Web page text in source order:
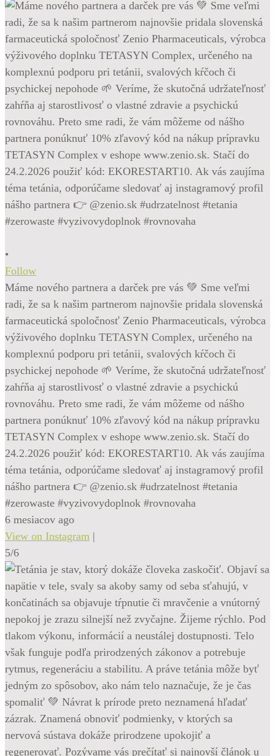
•
Follow
Máme nového partnera a darček pre vás 💚 Sme veľmi
radi, že sa k našim partnerom najnovšie pridala slovenská
farmaceutická spoločnosť Zenio Pharmaceuticals, výrobca
výživového doplnku TETASYN Complex, určeného na
komplexnú podporu pri tetánii, svalových kŕčoch či
psychickej nepohode 🌱 Veríme, že skutočná udržateľnosť
zahŕňa aj starostlivosť o vlastné zdravie a psychickú
rovnováhu. Preto sme radi, že vám môžeme od nášho
partnera ponúknuť 10% zľavový kód na nákup prípravku
TETASYN Complex v eshope www.zenio.sk. Stačí do
24.2.2026 použiť kód: EKORESTART10. Ak vás zaujíma
téma tetánia, odporúčame sledovať aj instagramový profil
nášho partnera 👉 @zenio.sk #udrzatelnost #tetania
#zerowaste #vyzivovydoplnok #rovnovaha
6 mesiacov ago
View on Instagram |
5/6